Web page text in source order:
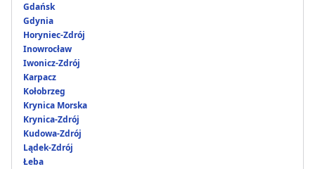
Gdańsk
Gdynia
Horyniec-Zdrój
Inowrocław
Iwonicz-Zdrój
Karpacz
Kołobrzeg
Krynica Morska
Krynica-Zdrój
Kudowa-Zdrój
Lądek-Zdrój
Łeba